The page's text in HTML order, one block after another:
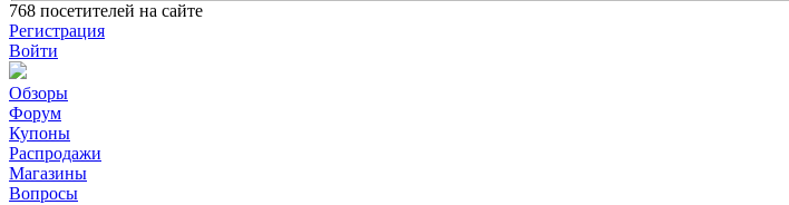
768 посетителей на сайте
Регистрация
Войти
Обзоры
Форум
Купоны
Распродажи
Магазины
Вопросы